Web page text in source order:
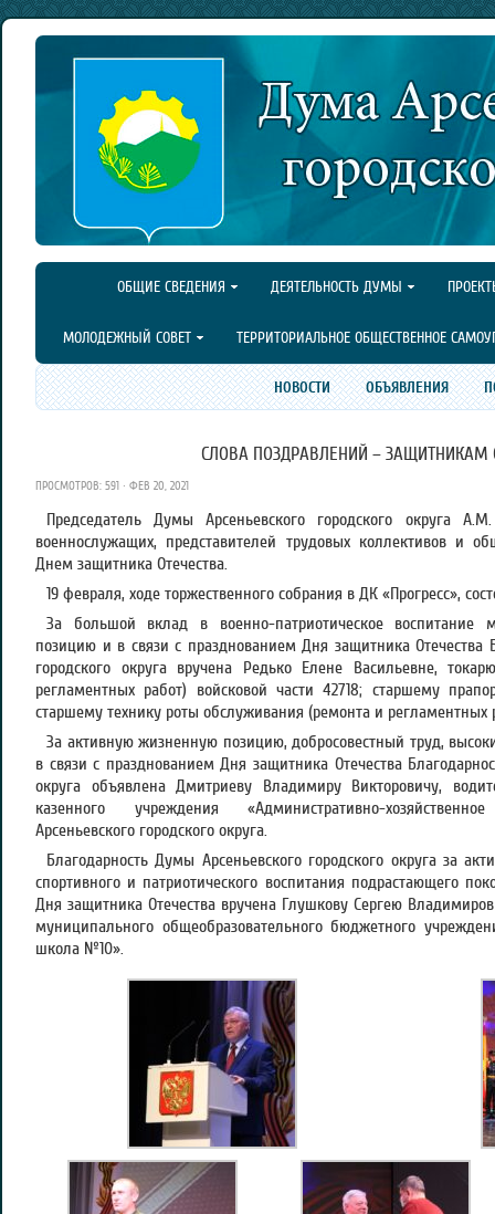
ОБЩИЕ СВЕДЕНИЯ ДЕЯТЕЛЬНОСТЬ ДУМЫ
МОЛОДЕЖНЫЙ СОВЕТ ТЕРРИТОРИАЛЬНОЕ ОБЩЕСТВЕННОЕ
НОВОСТИ ОБЪЯВЛЕНИЯ
СЛОВА ПОЗДРАВЛЕНИЙ – ЗАЩИТНИКАМ
ПРОСМОТРОВ: 591 · ФЕВ 20, 2021
Председатель Думы Арсеньевского городского округа
военнослужащих, представителей трудовых коллективов и
Днем защитника Отечества.
19 февраля, ходе торжественного собрания в ДК «Прогресс»,
За большой вклад в военно-патриотическое воспитание
позицию и в связи с празднованием Дня защитника Отечества
городского округа вручена Редько Елене Васильевне,
регламентных работ) войсковой части 42718; старшему
старшему технику роты обслуживания (ремонта и регламентных
За активную жизненную позицию, добросовестный труд,
в связи с празднованием Дня защитника Отечества
округа объявлена Дмитриеву Владимиру Викторовичу,
казенного учреждения «Административно-
Арсеньевского городского округа.
Благодарность Думы Арсеньевского городского округа за
спортивного и патриотического воспитания подрастающего
Дня защитника Отечества вручена Глушкову Сергею
муниципального общеобразовательного бюджетного
школа №10».